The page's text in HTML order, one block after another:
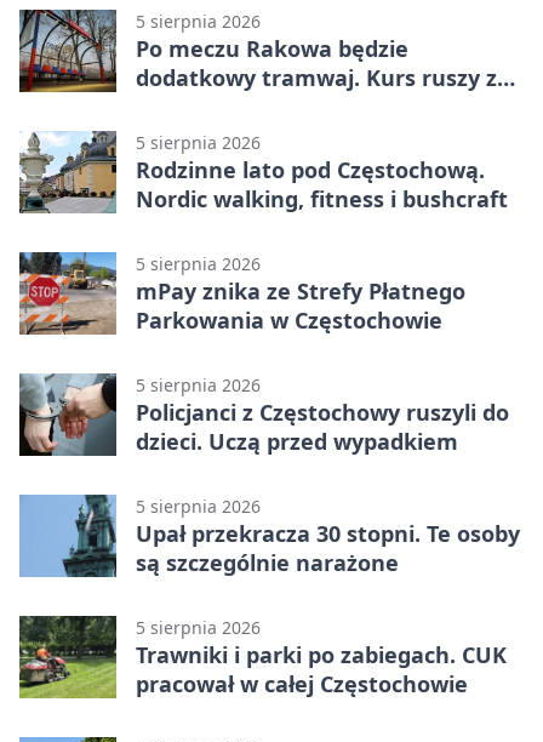
5 sierpnia 2026
Po meczu Rakowa będzie
dodatkowy tramwaj. Kurs ruszy ze
5 sierpnia 2026
Rodzinne lato pod Częstochową.
Nordic walking, fitness i bushcraft
5 sierpnia 2026
mPay znika ze Strefy Płatnego
Parkowania w Częstochowie
5 sierpnia 2026
Policjanci z Częstochowy ruszyli do
dzieci. Uczą przed wypadkiem
5 sierpnia 2026
Upał przekracza 30 stopni. Te osoby
są szczególnie narażone
5 sierpnia 2026
Trawniki i parki po zabiegach. CUK
pracował w całej Częstochowie